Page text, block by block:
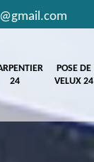
24
POSE DE
VELUX 24